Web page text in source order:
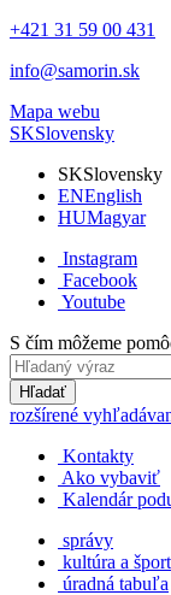
+421 31 59 00 431
info@samorin.sk
Mapa webu
SKSlovensky
SKSlovensky
ENEnglish
HUMagyar
Instagram
Facebook
Youtube
S čím môžeme
Hľadať
rozšírené
Kontakty
Ako vybaviť
Kalendár
správy
kultúra a šport
úradná tabuľa